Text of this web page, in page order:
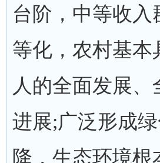
台阶，中等收
等化，农村基
人的全面发展
进展;广泛形成
降，生态环境